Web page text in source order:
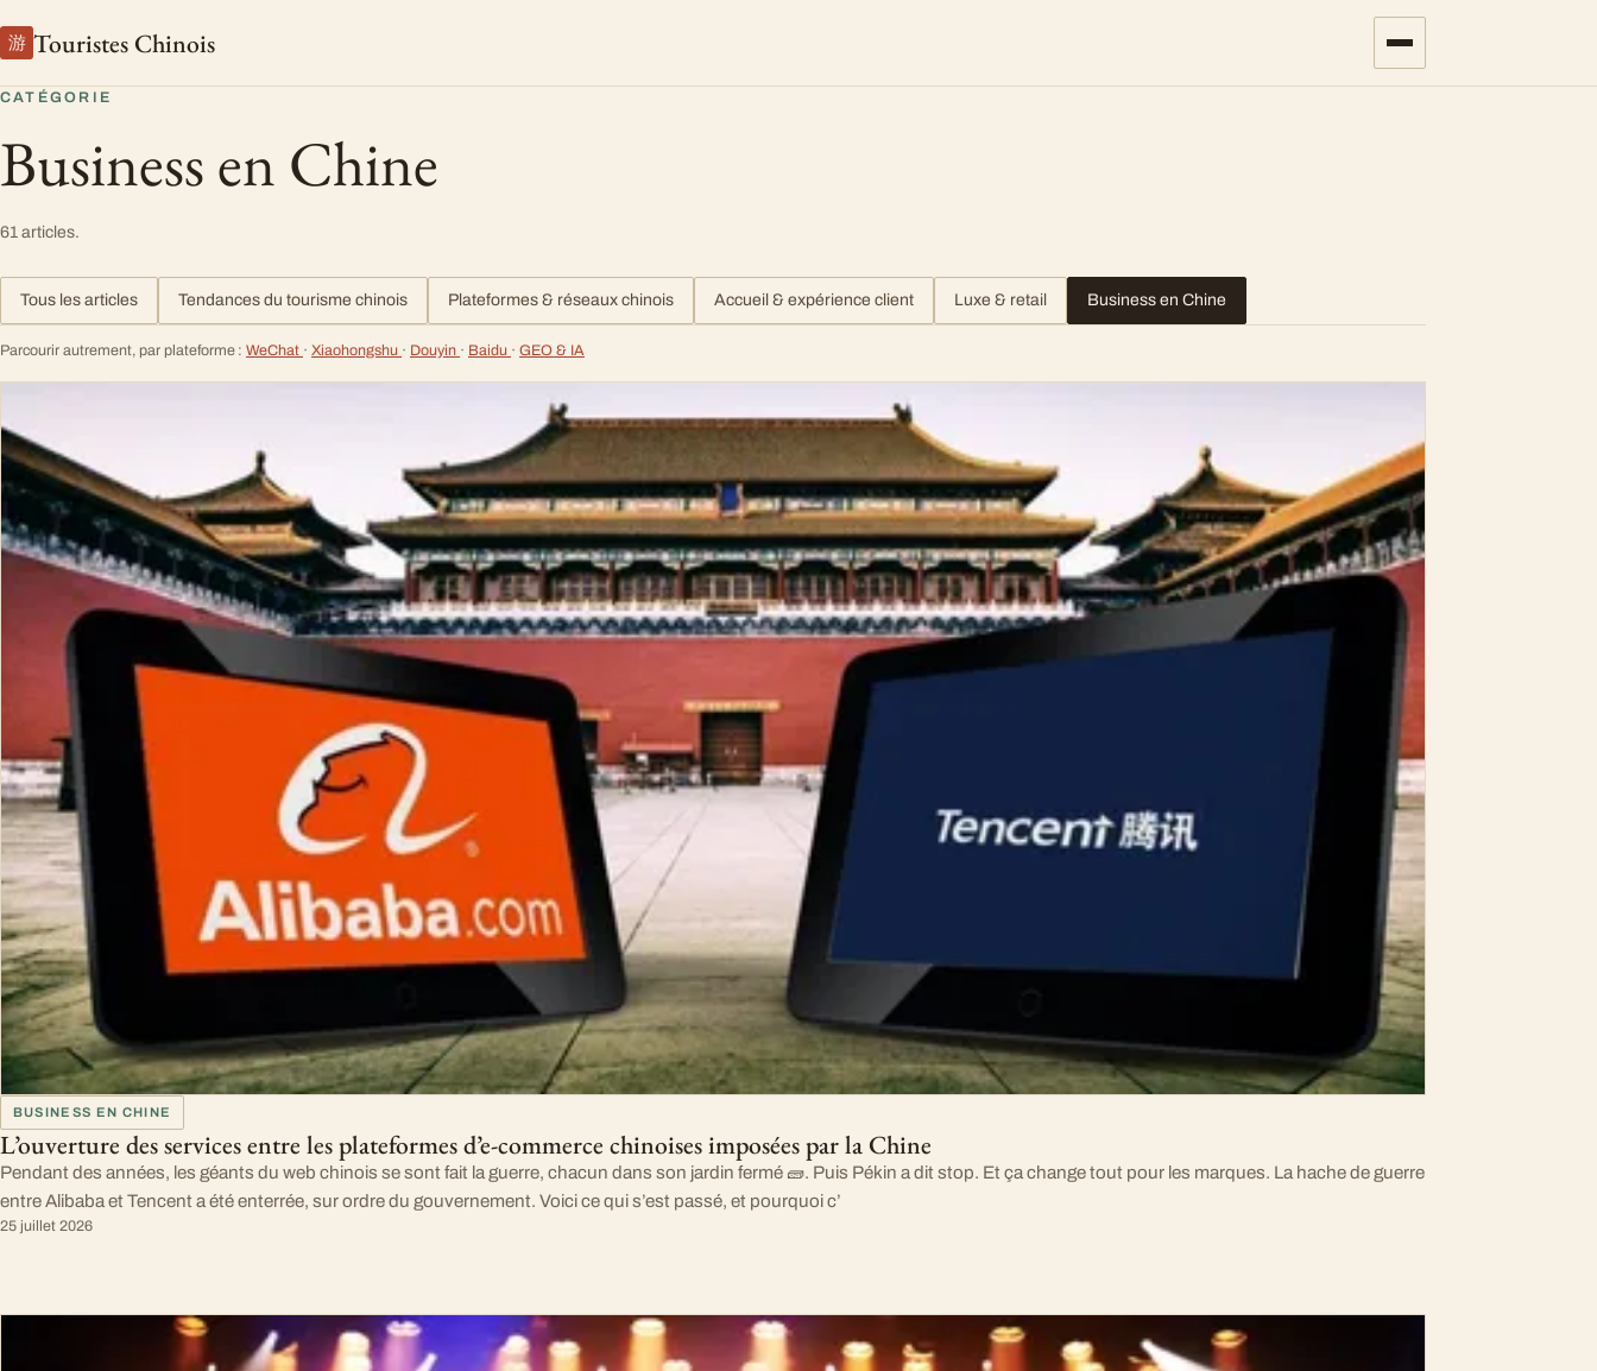
游 Touristes Chinois
CATÉGORIE
Business en Chine
61 articles.
Tous les articles Tendances du tourisme chinois Plateformes & réseaux chinois Accueil & expérience client Luxe & retail Business en Chine
Parcourir autrement, par plateforme : WeChat · Xiaohongshu · Douyin · Baidu · GEO & IA
BUSINESS EN CHINE
L’ouverture des services entre les plateformes d’e-commerce chinoises imposées par la Chine
Pendant des années, les géants du web chinois se sont fait la guerre, chacun dans son jardin fermé 🧱. Puis Pékin a dit stop. Et ça change tout pour les marques. La hache de guerre
entre Alibaba et Tencent a été enterrée, sur ordre du gouvernement. Voici ce qui s’est passé, et pourquoi c’
25 juillet 2026